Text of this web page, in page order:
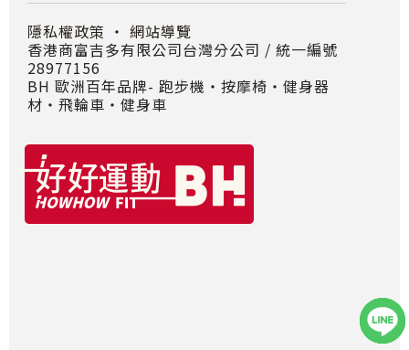
隱私權政策 ・ 網站導覽
香港商富吉多有限公司台灣分公司 / 統一編號
28977156
BH 歐洲百年品牌- 跑步機‧按摩椅‧健身器
材‧飛輪車‧健身車